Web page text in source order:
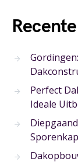
Perfect
Ideale